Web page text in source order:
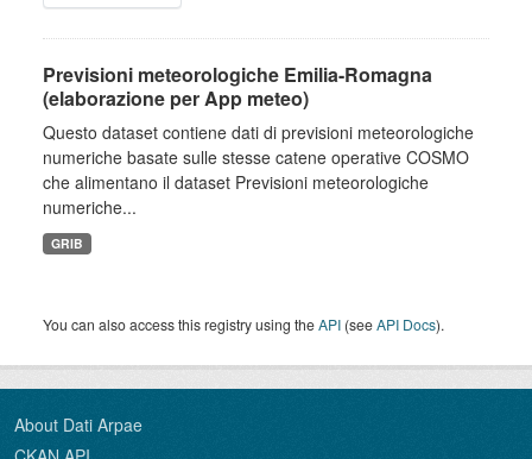
Previsioni meteorologiche Emilia-Romagna
(elaborazione per App meteo)
Questo dataset contiene dati di previsioni meteorologiche
numeriche basate sulle stesse catene operative COSMO
che alimentano il dataset Previsioni meteorologiche
numeriche...
GRIB
You can also access this registry using theAPI (seeAPI Docs).
About Dati Arpae